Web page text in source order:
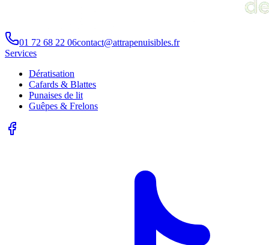
01 72 68 22 06contact@attrapenuisibles.fr
Services
Dératisation
Cafards & Blattes
Punaises de lit
Guêpes & Frelons